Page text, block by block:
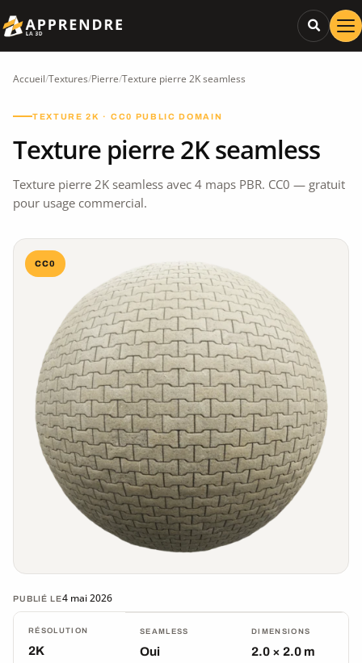
Accueil/Textures/Pierre/Texture pierre 2K seamless
TEXTURE 2K · CC0 PUBLIC DOMAIN
Texture pierre 2K seamless
Texture pierre 2K seamless avec 4 maps PBR. CC0 — gratuit
pour usage commercial.
CC0
PUBLIÉ LE4 mai 2026
RÉSOLUTION
2K
SEAMLESS
Oui
DIMENSIONS
2.0 × 2.0 m